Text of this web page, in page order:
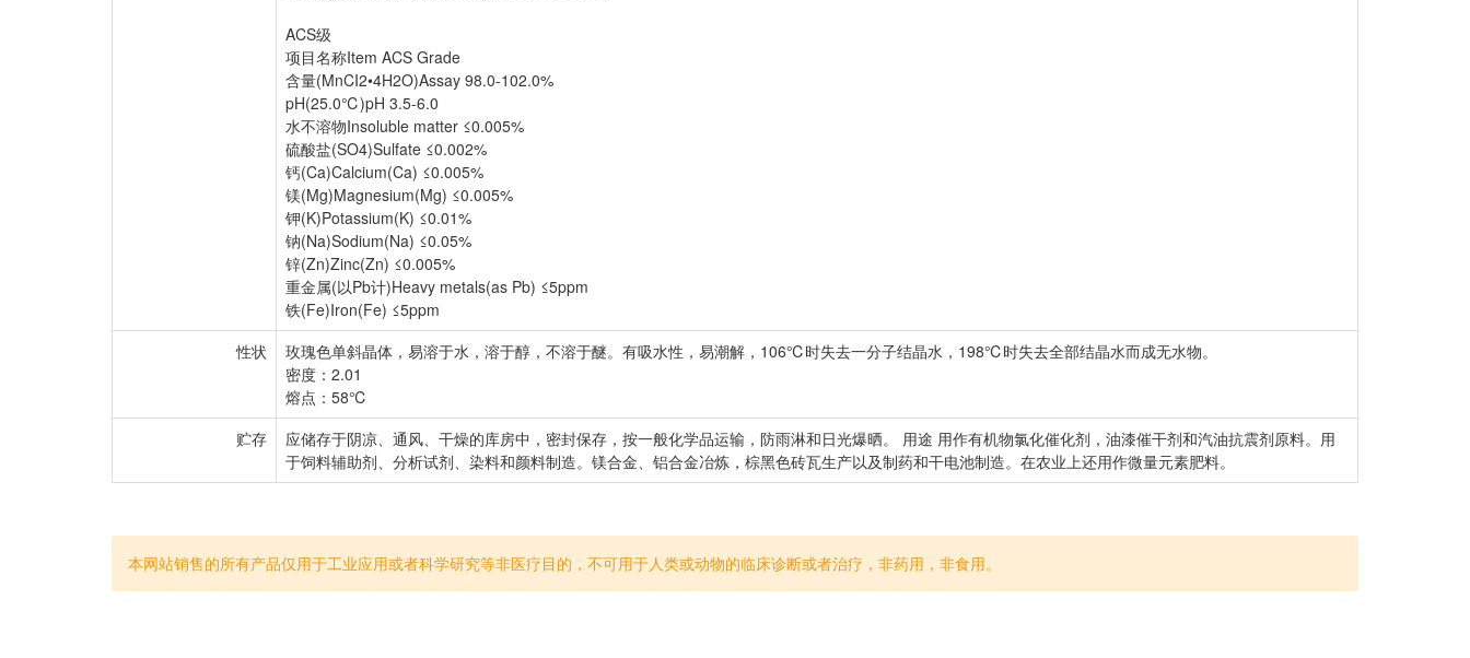
ACS级
项目名称Item ACS Grade
含量(MnCI2•4H2O)Assay 98.0-102.0%
pH(25.0℃)pH 3.5-6.0
水不溶物Insoluble matter ≤0.005%
硫酸盐(SO4)Sulfate ≤0.002%
钙(Ca)Calcium(Ca) ≤0.005%
镁(Mg)Magnesium(Mg) ≤0.005%
钾(K)Potassium(K) ≤0.01%
钠(Na)Sodium(Na) ≤0.05%
锌(Zn)Zinc(Zn) ≤0.005%
重金属(以Pb计)Heavy metals(as Pb) ≤5ppm
铁(Fe)Iron(Fe) ≤5ppm
性状
玫瑰色单斜晶体，易溶于水，溶于醇，不溶于醚。有吸水性，易潮解，106℃时失去一分子结晶水，198℃时失去全部结晶水而成无水物。
密度：2.01
熔点：58℃
贮存
应储存于阴凉、通风、干燥的库房中，密封保存，按一般化学品运输，防雨淋和日光爆晒。 用途 用作有机物氯化催化剂，油漆催干剂和汽油抗震剂原料。用
于饲料辅助剂、分析试剂、染料和颜料制造。镁合金、铝合金冶炼，棕黑色砖瓦生产以及制药和干电池制造。在农业上还用作微量元素肥料。
本网站销售的所有产品仅用于工业应用或者科学研究等非医疗目的，不可用于人类或动物的临床诊断或者治疗，非药用，非食用。